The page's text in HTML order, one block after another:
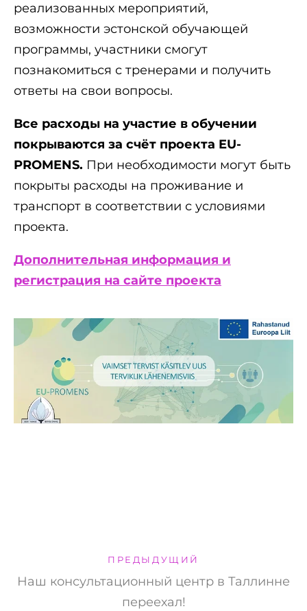
реализованных мероприятий,
возможности эстонской обучающей
программы, участники смогут
познакомиться с тренерами и получить
ответы на свои вопросы.
Все расходы на участие в обучении
покрываются за счёт проекта EU-
PROMENS. При необходимости могут быть
покрыты расходы на проживание и
транспорт в соответствии с условиями
проекта.
Дополнительная информация и
регистрация на сайте проекта
ПРЕДЫДУЩИЙ
Наш консультационный центр в Таллинне
переехал!